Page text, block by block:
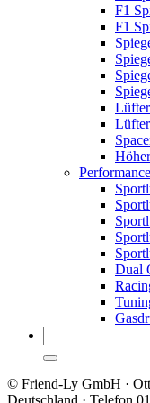
F1
F1
Performance
Dual
© Friend-Ly GmbH ·